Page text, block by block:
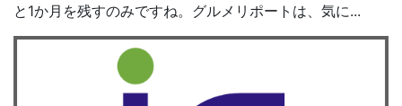
と1か月を残すのみですね。グルメリポートは、気に...